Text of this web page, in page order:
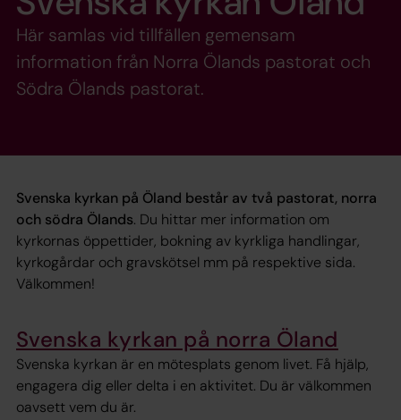
Här samlas vid tillfällen gemensam
information från Norra Ölands pastorat och
Södra Ölands pastorat.
Svenska kyrkan på Öland består av två pastorat, norra
och södra Ölands. Du hittar mer information om
kyrkornas öppettider, bokning av kyrkliga handlingar,
kyrkogårdar och gravskötsel mm på respektive sida.
Välkommen!
Svenska kyrkan på norra Öland
Svenska kyrkan är en mötesplats genom livet. Få hjälp,
engagera dig eller delta i en aktivitet. Du är välkommen
oavsett vem du är.